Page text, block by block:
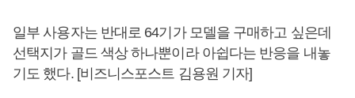
일부 사용자는 반대로 64기가 모델을 구매하고 싶은데
선택지가 골드 색상 하나뿐이라 아쉽다는 반응을 내놓
기도 했다. [비즈니스포스트 김용원 기자]